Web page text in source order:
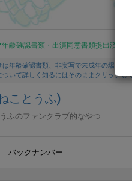
年齢確認書類・出演同意書類提出済
年齢確認書類、非実写で未成年の場合
いて詳しく知るにはそのままクリックし
ことうふ)
ふのファンクラブ的なやつ
バックナンバー